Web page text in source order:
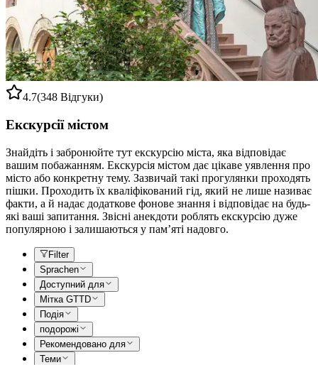
4.7(348 Відгуки)
Екскурсії містом
Знайдіть і забронюйте тут екскурсію міста, яка відповідає
вашим побажанням. Екскурсія містом дає цікаве уявлення про
місто або конкретну тему. Зазвичай такі прогулянки проходять
пішки. Проходить їх кваліфікований гід, який не лише називає
факти, а й надає додаткове фонове знання і відповідає на будь-
які ваші запитання. Звісні анекдоти роблять екскурсію дуже
популярною і залишаються у пам’яті надовго.
Filter
Sprachen
Доступний для
Мітка GTTD
Подія
подорожі
Рекомендовано для
Теми